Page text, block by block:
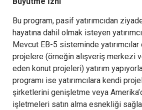
Bu program, pasif yatırımcıdan
hayatına dahil olmak isteyen
Mevcut EB-5 sisteminde
projelere (örneğin alışveriş merkezi
eden konut projeleri) yatırım
programı ise yatırımcılara kendi
şirketlerini genişletme veya
işletmeleri satın alma esnekliği